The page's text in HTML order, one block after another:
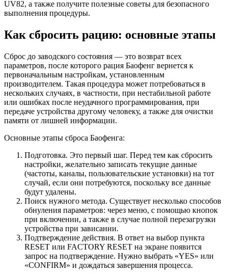
UV82, а также получите полезные советы для безопасного
выполнения процедуры.
Как сбросить рацию: основные этапы
Сброс до заводского состояния — это возврат всех
параметров, после которого рация Баофенг вернется к
первоначальным настройкам, установленным
производителем. Такая процедура может потребоваться в
нескольких случаях, в частности, при нестабильной работе
или ошибках после неудачного программирования, при
передаче устройства другому человеку, а также для очистки
памяти от лишней информации.
Основные этапы сброса Баофенга:
Подготовка. Это первый шаг. Перед тем как сбросить
настройки, желательно записать текущие данные
(частоты, каналы, пользовательские установки) на тот
случай, если они потребуются, поскольку все данные
будут удалены.
Поиск нужного метода. Существует несколько способов
обнуления параметров: через меню, с помощью кнопок
при включении, а также в случае полной перезагрузки
устройства при зависании.
Подтверждение действия. В ответ на выбор пункта
RESET или FACTORY RESET на экране появится
запрос на подтверждение. Нужно выбрать «YES» или
«CONFIRM» и дождаться завершения процесса.